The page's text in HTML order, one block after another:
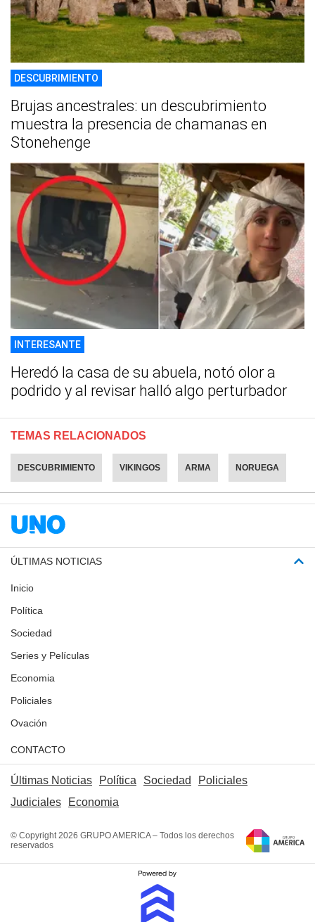
DESCUBRIMIENTO
Brujas ancestrales: un descubrimiento
muestra la presencia de chamanas en
Stonehenge
INTERESANTE
Heredó la casa de su abuela, notó olor a
podrido y al revisar halló algo perturbador
TEMAS RELACIONADOS
DESCUBRIMIENTO VIKINGOS ARMA NORUEGA
ÚLTIMAS NOTICIAS
Inicio
Política
Sociedad
Series y Películas
Economia
Policiales
Ovación
CONTACTO
Últimas Noticias Política Sociedad
Policiales
Judiciales
Economia
© Copyright 2026 GRUPO AMERICA – Todos los derechos
reservados